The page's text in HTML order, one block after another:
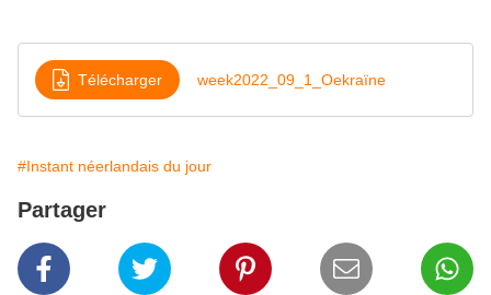
Télécharger week2022_09_1_Oekraïne
#Instant néerlandais du jour
Partager